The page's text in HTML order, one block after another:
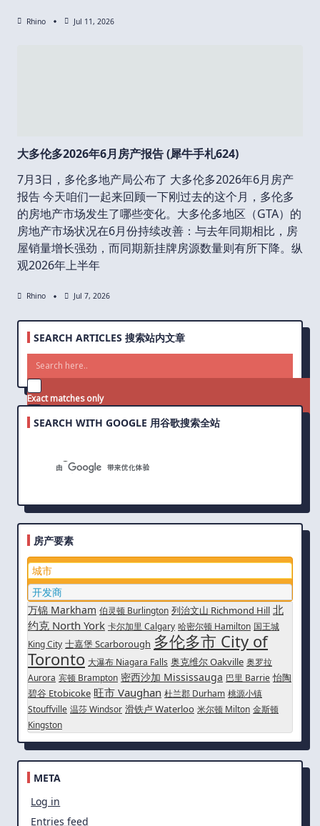
Rhino Jul 11, 2026
大多伦多2026年6月房产报告 (犀牛手札624)
7月3日，多伦多地产局公布了 大多伦多2026年6月房产
报告 今天咱们一起来回顾一下刚过去的这个月，多伦多
的房地产市场发生了哪些变化。大多伦多地区（GTA）的
房地产市场状况在6月份持续改善：与去年同期相比，房
屋销量增长强劲，而同期新挂牌房源数量则有所下降。纵
观2026年上半年
Rhino Jul 7, 2026
SEARCH ARTICLES 搜索站内文章
Exact matches only
Search in title
SEARCH WITH GOOGLE 用谷歌搜索全站
房产要素
城市
开发商
万锦 Markham 伯灵顿 Burlington 列治文山 Richmond Hill 北
约克 North York 卡尔加里 Calgary 哈密尔顿 Hamilton 国王城
King City 士嘉堡 Scarborough 多伦多市 City of
Toronto 大瀑布 Niagara Falls 奥克维尔 Oakville 奥罗拉
Aurora 宾顿 Brampton 密西沙加 Mississauga 巴里 Barrie 怡陶
碧谷 Etobicoke 旺市 Vaughan 杜兰郡 Durham 桃源小镇
Stouffville 温莎 Windsor 滑铁卢 Waterloo 米尔顿 Milton 金斯顿
Kingston
META
Log in
Entries feed